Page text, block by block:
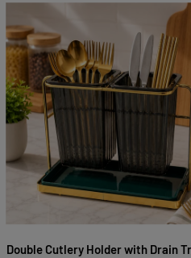
Double Cutlery Holder with Drain